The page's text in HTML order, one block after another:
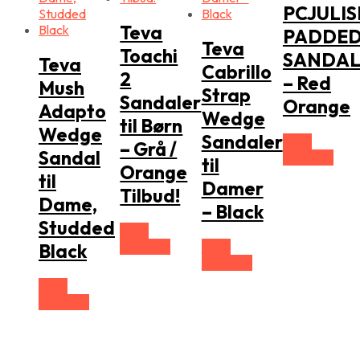
Teva
Mush
Adapto
Wedge
Sandal
til
Dame,
Studded
Black
Teva
Toachi
2
Sandaler
til Børn
– Grå /
Orange
Tilbud!
Teva
Cabrillo
Strap
Wedge
Sandaler
til
Damer
– Black
SANDAL
– Red
Orange
Vælg
Størrelse